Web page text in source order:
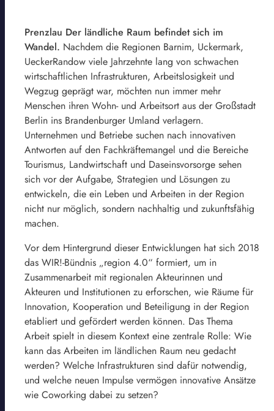
Prenzlau Der ländliche Raum befindet sich im
Wandel. Nachdem die Regionen Barnim, Uckermark,
UeckerRandow viele Jahrzehnte lang von schwachen
wirtschaftlichen Infrastrukturen, Arbeitslosigkeit und
Wegzug geprägt war, möchten nun immer mehr
Menschen ihren Wohn- und Arbeitsort aus der Großstadt
Berlin ins Brandenburger Umland verlagern.
Unternehmen und Betriebe suchen nach innovativen
Antworten auf den Fachkräftemangel und die Bereiche
Tourismus, Landwirtschaft und Daseinsvorsorge sehen
sich vor der Aufgabe, Strategien und Lösungen zu
entwickeln, die ein Leben und Arbeiten in der Region
nicht nur möglich, sondern nachhaltig und zukunftsfähig
machen.
Vor dem Hintergrund dieser Entwicklungen hat sich 2018
das WIR!-Bündnis „region 4.0“ formiert, um in
Zusammenarbeit mit regionalen Akteurinnen und
Akteuren und Institutionen zu erforschen, wie Räume für
Innovation, Kooperation und Beteiligung in der Region
etabliert und gefördert werden können. Das Thema
Arbeit spielt in diesem Kontext eine zentrale Rolle: Wie
kann das Arbeiten im ländlichen Raum neu gedacht
werden? Welche Infrastrukturen sind dafür notwendig,
und welche neuen Impulse vermögen innovative Ansätze
wie Coworking dabei zu setzen?